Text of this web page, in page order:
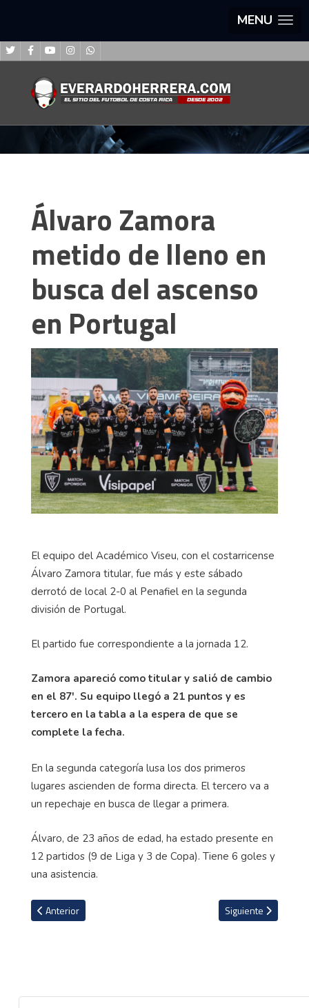
MENU
Álvaro Zamora
metido de lleno en
busca del ascenso
en Portugal
El equipo del Académico Viseu, con el costarricense
Álvaro Zamora titular, fue más y este sábado
derrotó de local 2-0 al Penafiel en la segunda
división de Portugal.
El partido fue correspondiente a la jornada 12.
Zamora apareció como titular y salió de cambio
en el 87'. Su equipo llegó a 21 puntos y es
tercero en la tabla a la espera de que se
complete la fecha.
En la segunda categoría lusa los dos primeros
lugares ascienden de forma directa. El tercero va a
un repechaje en busca de llegar a primera.
Álvaro, de 23 años de edad, ha estado presente en
12 partidos (9 de Liga y 3 de Copa). Tiene 6 goles y
una asistencia.
Artículo anterior: Jeyland Mitchell observó desde la banca triunfo
Anterior Artículo siguiente:
Siguiente